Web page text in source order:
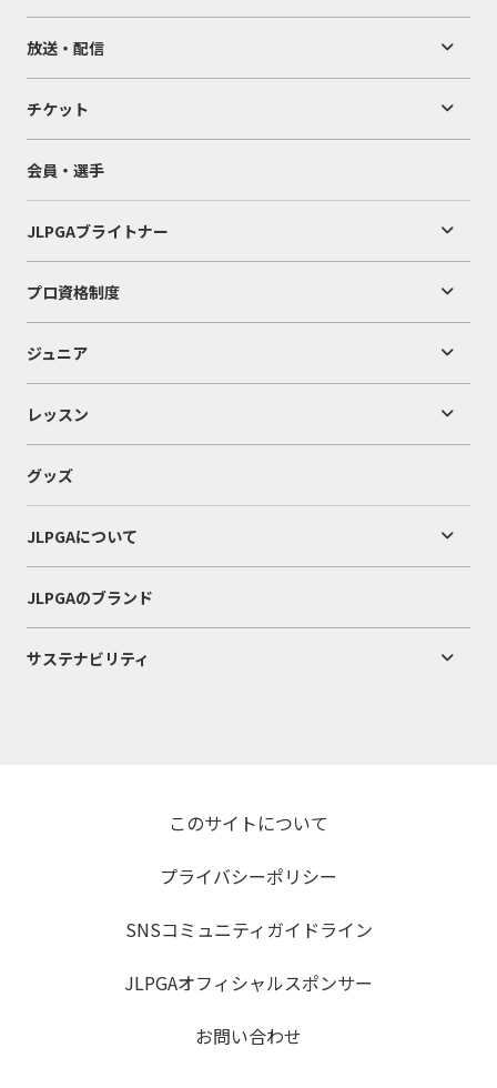
放送・配信
チケット
会員・選手
JLPGAブライトナー
プロ資格制度
ジュニア
レッスン
グッズ
JLPGAについて
JLPGAのブランド
サステナビリティ
このサイトについて
プライバシーポリシー
SNSコミュニティガイドライン
JLPGAオフィシャルスポンサー
お問い合わせ